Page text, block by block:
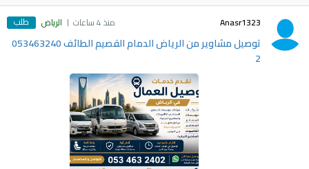
Anasr1323 منذ 4 ساعات الرياض طلب
توصيل مشاوير من الرياض الدمام القصيم الطائف 053463240
2